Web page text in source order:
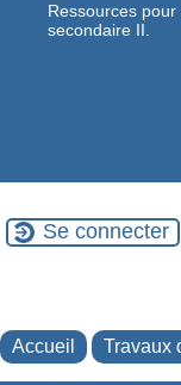
Ressources
secondaire II.
Se connecter
Accueil Travaux